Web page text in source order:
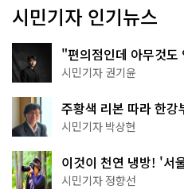
시민기자 인기뉴스
"편의점인데 아무것도
한 편의점의 정체
시민기자 권기윤
주황색 리본 따라 한
서울둘레길 15코스
시민기자 박상현
이것이 천연 냉방! '서
나볼까
시민기자 정향선